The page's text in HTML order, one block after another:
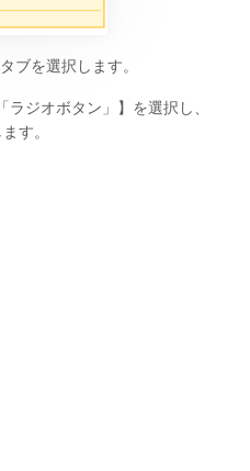
ブを選択します。
ジオボタン」】を選択し、
す。